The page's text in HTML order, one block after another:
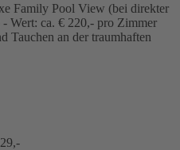
Family Pool View (bei direkter
Wert: ca. € 220,- pro Zimmer
Tauchen an der traumhaften